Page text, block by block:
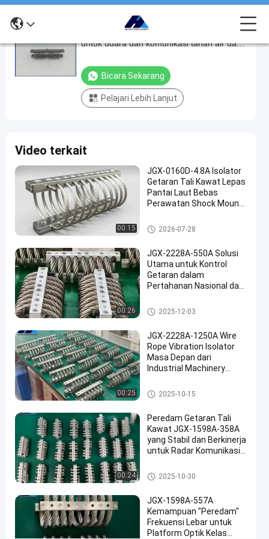
Isolator
getaran
udara
dan
komunikasi
tahan
dan
daya
tahan
JGX-
0400-
31.5A
Isolator
getaran
tali kawat
2025-
06-18
12
pandangan
bicara
sekarang
Berbagi
#
getaran
Damping
isolasi
tali
#
Damping
getaran
Isolator getaran tali kawat stainless steel
untuk udara dan komunikasi tahan air dan
Bicara Sekarang
Pelajari Lebih Lanjut
Video terkait
00:15
JGX-0160D-4.8A Isolator
Getaran Tali Kawat Lepas
Pantai Laut Bebas
Perawatan Shock Mount
Isolator getaran tali kawat
2026-07-28
00:26
JGX-2228A-550A Solusi
Utama untuk Kontrol
Getaran dalam
Pertahanan Nasional dan
Isolator getaran tali kawat
2025-12-03
00:25
JGX-2228A-1250A Wire
Rope Vibration Isolator
Masa Depan dari
Industrial Machinery
Isolator getaran tali kawat
2025-10-15
00:24
Peredam Getaran Tali
Kawat JGX-1598A-358A
yang Stabil dan Berkinerja
untuk Radar Komunikasi
Isolator getaran tali kawat
2025-10-30
JGX-1598A-557A
Kemampuan "Peredam"
Frekuensi Lebar untuk
Platform Optik Kelas